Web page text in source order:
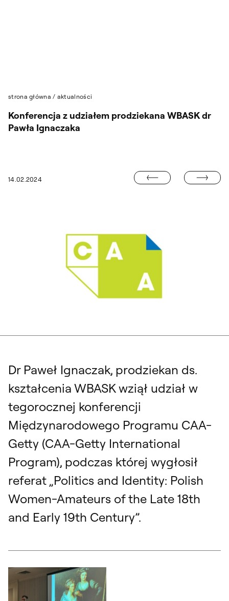
strona główna / aktualności
14.02.2024
Konferencja z udziałem prodziekana WBASK dr
Pawła Ignaczaka
„POMIĘDZY”. WYSTAWA MALARSTWA PIOTRA TRUSIKA
WYSTAWA
Dr Paweł Ignaczak, prodziekan ds.
kształcenia WBASK wziął udział w
tegorocznej konferencji
Międzynarodowego Programu CAA-
Getty (CAA-Getty International
Program), podczas której wygłosił
referat „Politics and Identity: Polish
Women-Amateurs of the Late 18th
and Early 19th Century”.